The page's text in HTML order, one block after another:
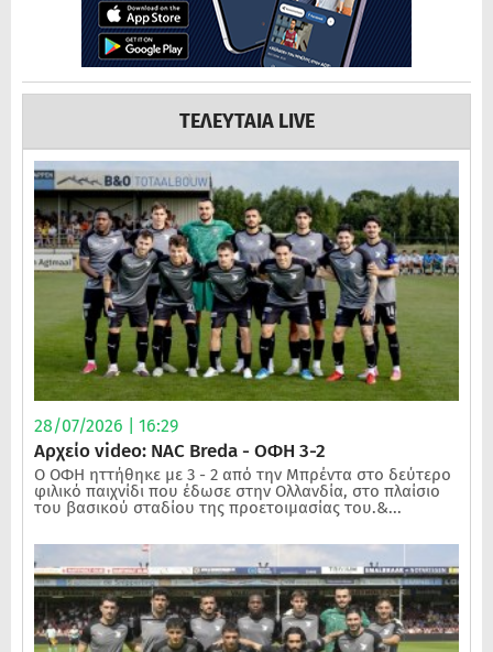
ΤΕΛΕΥΤΑΙΑ LIVE
28/07/2026 | 16:29
Αρχείο video: NAC Breda - ΟΦΗ 3-2
Ο ΟΦΗ ηττήθηκε με 3 - 2 από την Μπρέντα στο δεύτερο
φιλικό παιχνίδι που έδωσε στην Ολλανδία, στο πλαίσιο
του βασικού σταδίου της προετοιμασίας του.&...